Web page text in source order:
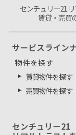
センチュリー21
賃貸・売買
サービスライン
物件を探す
賃貸物件を探す
売買物件を探す
センチュリー21